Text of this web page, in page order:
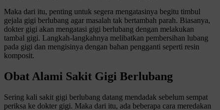
Maka dari itu, penting untuk segera mengatasinya begitu timbul
gejala gigi berlubang agar masalah tak bertambah parah. Biasanya,
dokter gigi akan mengatasi gigi berlubang dengan melakukan
tambal gigi. Langkah-langkahnya melibatkan pembersihan lubang
pada gigi dan mengisinya dengan bahan pengganti seperti resin
komposit.
Obat Alami Sakit Gigi Berlubang
Sering kali sakit gigi berlubang datang mendadak sebelum sempat
periksa ke dokter gigi. Maka dari itu, ada beberapa cara meredakan